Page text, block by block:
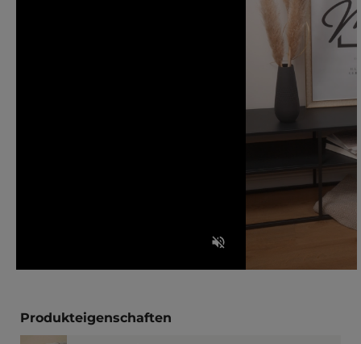
Produkteigenschaften